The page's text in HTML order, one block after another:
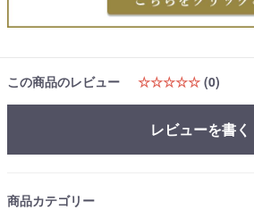
この商品のレビュー ☆☆☆☆☆ (0)
レビューを書く
商品カテゴリー